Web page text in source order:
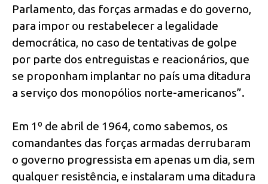
Parlamento, das forças armadas e do governo,
para impor ou restabelecer a legalidade
democrática, no caso de tentativas de golpe
por parte dos entreguistas e reacionários, que
se proponham implantar no país uma ditadura
a serviço dos monopólios norte-americanos”.
Em 1º de abril de 1964, como sabemos, os
comandantes das forças armadas derrubaram
o governo progressista em apenas um dia, sem
qualquer resistência, e instalaram uma ditadura